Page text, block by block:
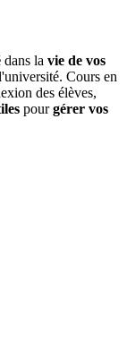
dans la vie de vos
Cours en
des élèves,
pourgérer vos